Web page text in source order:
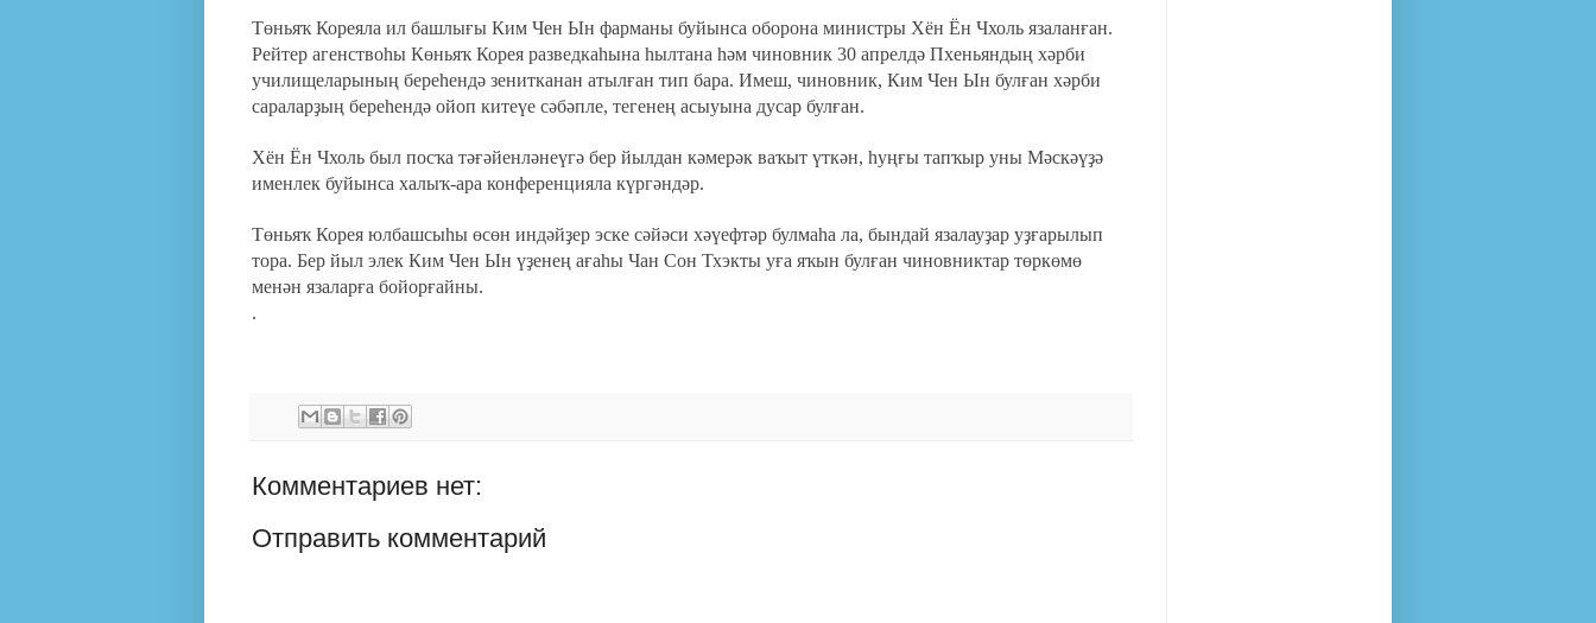
Төньяҡ Кореяла ил башлығы Ким Чен Ын фарманы буйынса оборона министры Хён Ён Чхоль язаланған.
Рейтер агенствоһы Көньяҡ Корея разведкаһына һылтана һәм чиновник 30 апрелдә Пхеньяндың хәрби
училищеларының береһендә зенитканан атылған тип бара. Имеш, чиновник, Ким Чен Ын булған хәрби
сараларҙың береһендә ойоп китеүе сәбәпле, тегенең асыуына дусар булған.
Хён Ён Чхоль был посҡа тәғәйенләнеүгә бер йылдан кәмерәк ваҡыт үткән, һуңғы тапҡыр уны Мәскәүҙә
именлек буйынса халыҡ-ара конференцияла күргәндәр.
Төньяҡ Корея юлбашсыһы өсөн индәйҙер эске сәйәси хәүефтәр булмаһа ла, бындай язалауҙар уҙғарылып
тора. Бер йыл элек Ким Чен Ын үҙенең ағаһы Чан Сон Тхэкты уға яҡын булған чиновниктар төркөмө
менән язаларға бойорғайны.
.
Комментариев нет:
Отправить комментарий